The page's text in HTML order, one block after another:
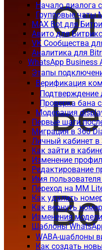
Начало диалога
Групповые чаты
MAX Bot для
Авито для
VK Сообщества
Аналитика для
WhatsApp Business
Этапы
Верификация
Проверка бана
Модерация
Первые шаги
Миграция в 360
Личный кабинет в
Как зайти в
Изменение
Редактирование
Имя
Переход на MM
Как удалить
Как вернуть
Изменения
Шаблоны
WABA-шаблоны
Как создать